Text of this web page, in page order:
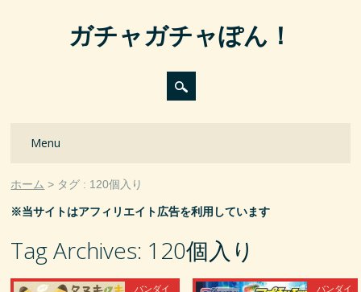
ガチャガチャぽん！
Main menu
Menu
ホーム タグ : 120個入り
※当サイトはアフィリエイト広告を利用しています
Tag Archives: 120個入り
バンダイ バンダイ